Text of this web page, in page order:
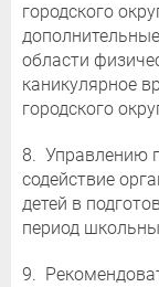
городского
области
каникулярное
городского
8. Управлению
содействие
детей в
период
9.